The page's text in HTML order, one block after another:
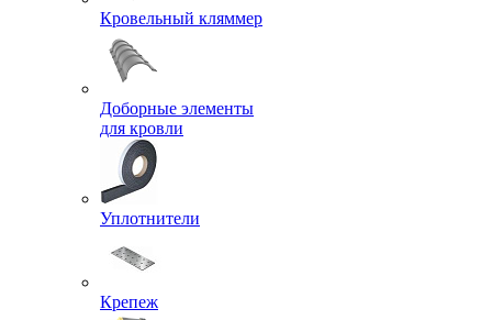
Кровельный кляммер
Доборные элементы
для кровли
Уплотнители
Крепеж